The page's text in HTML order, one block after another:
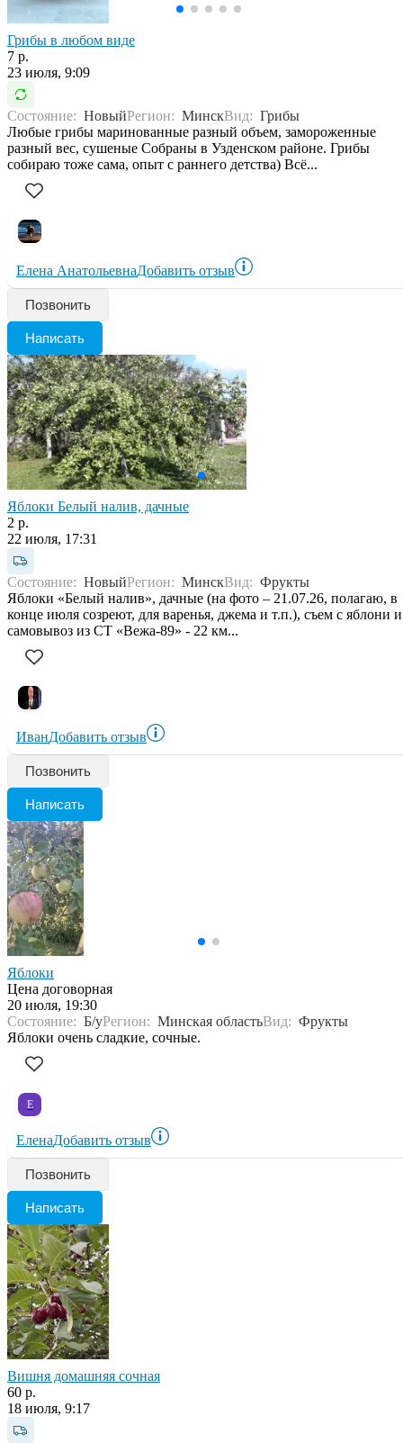
Грибы в любом виде
7 р.
23 июля, 9:09
Состояние: НовыйРегион: МинскВид: Грибы
Любые грибы маринованные разный объем, замороженные
разный вес, сушеные Собраны в Узденском районе. Грибы
собираю тоже сама, опыт с раннего детства) Всё...
Елена АнатольевнаДобавить отзыв
Позвонить
Написать
Яблоки Белый налив, дачные
2 р.
22 июля, 17:31
Состояние: НовыйРегион: МинскВид: Фрукты
Яблоки «Белый налив», дачные (на фото – 21.07.26, полагаю, в
конце июля созреют, для варенья, джема и т.п.), съем с яблони и
самовывоз из СТ «Вежа-89» - 22 км...
ИванДобавить отзыв
Позвонить
Написать
Яблоки
Цена договорная
20 июля, 19:30
Состояние: Б/уРегион: Минская областьВид: Фрукты
Яблоки очень сладкие, сочные.
Е
ЕленаДобавить отзыв
Позвонить
Написать
Вишня домашняя сочная
60 р.
18 июля, 9:17